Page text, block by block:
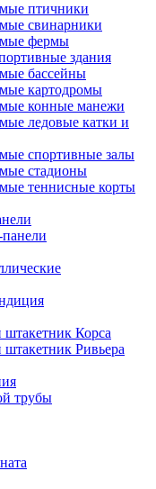
птичники
свинарники
фермы
здания
бассейны
картодромы
конные манежи
ледовые катки и
спортивные залы
стадионы
теннисные корты
Корса
Ривьера
трубы